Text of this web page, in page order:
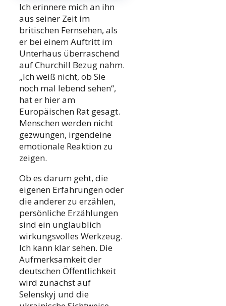
Ich erinnere mich an ihn
aus seiner Zeit im
britischen Fernsehen, als
er bei einem Auftritt im
Unterhaus überraschend
auf Churchill Bezug nahm.
„Ich weiß nicht, ob Sie
noch mal lebend sehen“,
hat er hier am
Europäischen Rat gesagt.
Menschen werden nicht
gezwungen, irgendeine
emotionale Reaktion zu
zeigen.
Ob es darum geht, die
eigenen Erfahrungen oder
die anderer zu erzählen,
persönliche Erzählungen
sind ein unglaublich
wirkungsvolles Werkzeug.
Ich kann klar sehen. Die
Aufmerksamkeit der
deutschen Öffentlichkeit
wird zunächst auf
Selenskyj und die